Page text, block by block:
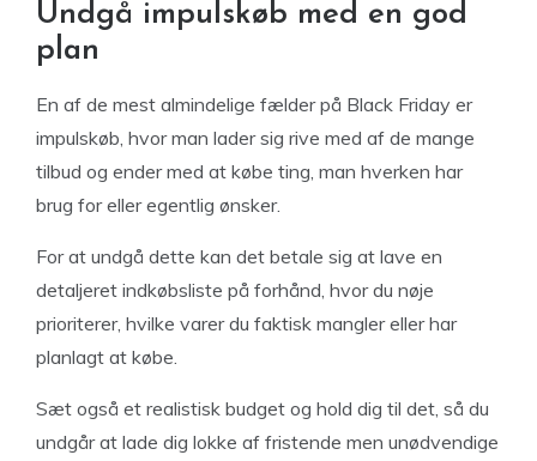
Undgå impulskøb med en god
plan
En af de mest almindelige fælder på Black Friday er
impulskøb, hvor man lader sig rive med af de mange
tilbud og ender med at købe ting, man hverken har
brug for eller egentlig ønsker.
For at undgå dette kan det betale sig at lave en
detaljeret indkøbsliste på forhånd, hvor du nøje
prioriterer, hvilke varer du faktisk mangler eller har
planlagt at købe.
Sæt også et realistisk budget og hold dig til det, så du
undgår at lade dig lokke af fristende men unødvendige